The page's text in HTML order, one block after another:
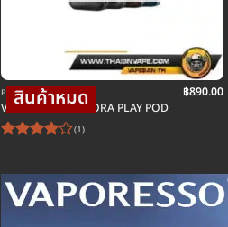
POD พอตบุหรี่ไฟฟ้า
VAPORESSO AURORA PLAY POD
4ตั้งแต่
1-5
คะแนน
(1)
฿890.00